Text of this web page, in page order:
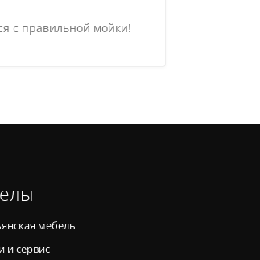
с правильной мойки!
мебель
и сервис